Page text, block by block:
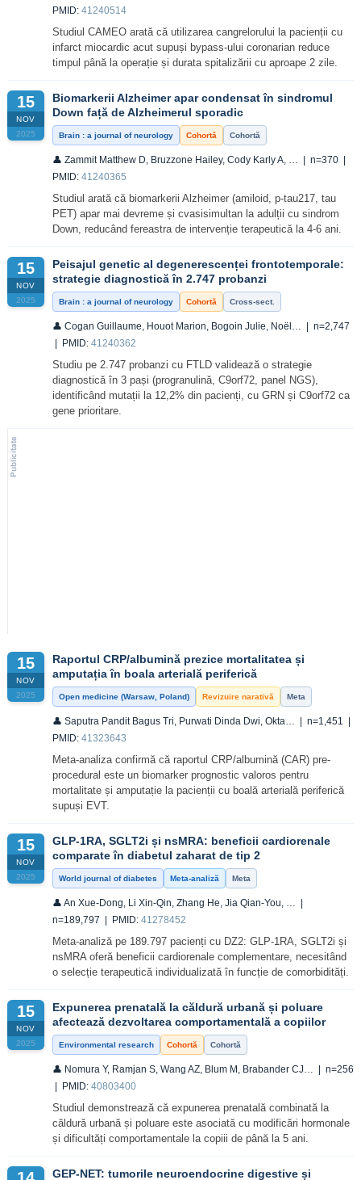
PMID: 41240514
Studiul CAMEO arată că utilizarea cangrelorului la pacienții cu
infarct miocardic acut supuși bypass-ului coronarian reduce
timpul până la operație și durata spitalizării cu aproape 2 zile.
15
NOV
2025
Biomarkerii Alzheimer apar condensat în sindromul
Down față de Alzheimerul sporadic
Brain : a journal of neurology Cohortă Cohortă
👤 Zammit Matthew D, Bruzzone Hailey, Cody Karly A, … | n=370 |
PMID: 41240365
Studiul arată că biomarkerii Alzheimer (amiloid, p-tau217, tau
PET) apar mai devreme și cvasisimultan la adulții cu sindrom
Down, reducând fereastra de intervenție terapeutică la 4-6 ani.
15
NOV
2025
Peisajul genetic al degenerescenței frontotemporale:
strategie diagnostică în 2.747 probanzi
Brain : a journal of neurology Cohortă Cross-sect.
👤 Cogan Guillaume, Houot Marion, Bogoin Julie, Noël… | n=2,747
| PMID: 41240362
Studiu pe 2.747 probanzi cu FTLD validează o strategie
diagnostică în 3 pași (progranulină, C9orf72, panel NGS),
identificând mutații la 12,2% din pacienți, cu GRN și C9orf72 ca
gene prioritare.
15
NOV
2025
Raportul CRP/albumină prezice mortalitatea și
amputația în boala arterială periferică
Open medicine (Warsaw, Poland) Revizuire narativă Meta
👤 Saputra Pandit Bagus Tri, Purwati Dinda Dwi, Okta… | n=1,451 |
PMID: 41323643
Meta-analiza confirmă că raportul CRP/albumină (CAR) pre-
procedural este un biomarker prognostic valoros pentru
mortalitate și amputație la pacienții cu boală arterială periferică
supuși EVT.
15
NOV
2025
GLP-1RA, SGLT2i și nsMRA: beneficii cardiorenale
comparate în diabetul zaharat de tip 2
World journal of diabetes Meta-analiză Meta
👤 An Xue-Dong, Li Xin-Qin, Zhang He, Jia Qian-You, … |
n=189,797 | PMID: 41278452
Meta-analiză pe 189.797 pacienți cu DZ2: GLP-1RA, SGLT2i și
nsMRA oferă beneficii cardiorenale complementare, necesitând
o selecție terapeutică individualizată în funcție de comorbidități.
15
NOV
2025
Expunerea prenatală la căldură urbană și poluare
afectează dezvoltarea comportamentală a copiilor
Environmental research Cohortă Cohortă
👤 Nomura Y, Ramjan S, Wang AZ, Blum M, Brabander CJ… | n=256
| PMID: 40803400
Studiul demonstrează că expunerea prenatală combinată la
căldură urbană și poluare este asociată cu modificări hormonale
și dificultăți comportamentale la copiii de până la 5 ani.
GEP-NET: tumorile neuroendocrine digestive și